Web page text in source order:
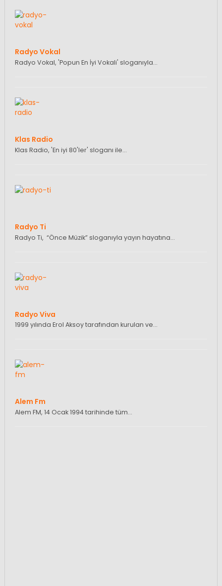
Radyo Vokal
Radyo Vokal, 'Popun En İyi Vokali' sloganıyla…
Klas Radio
Klas Radio, 'En iyi 80'ler' sloganı ile…
Radyo Ti
Radyo Ti, “Önce Müzik” sloganıyla yayın hayatına…
Radyo Viva
1999 yılında Erol Aksoy tarafından kurulan ve…
Alem Fm
Alem FM, 14 Ocak 1994 tarihinde tüm…